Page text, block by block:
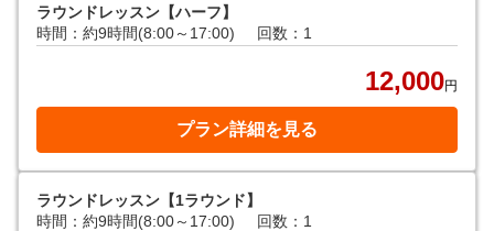
ラウンドレッスン【ハーフ】
時間：約9時間(8:00～17:00)
回数：1
12,000円
プラン詳細を見る
ラウンドレッスン【1ラウンド】
時間：約9時間(8:00～17:00)
回数：1